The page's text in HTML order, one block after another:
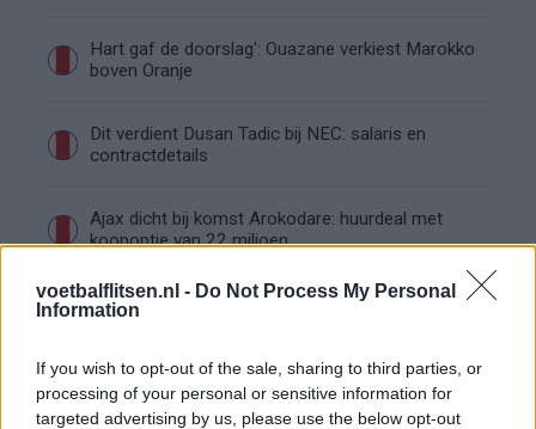
voetbalflitsen.nl - Do Not Process My Personal
Information
If you wish to opt-out of the sale, sharing to third parties, or
processing of your personal or sensitive information for
targeted advertising by us, please use the below opt-out
Hart gaf de doorslag': Ouazane verkiest Marokko
boven Oranje
Dit verdient Dusan Tadic bij NEC: salaris en
contractdetails
Ajax dicht bij komst Arokodare: huurdeal met
koopoptie van 22 miljoen
Ajax helpt Burnley uit de brand met afgeknipte
Hakim Ziyech verhuurt opnieuw luxe
appartement op Amsterdamse Zuidas